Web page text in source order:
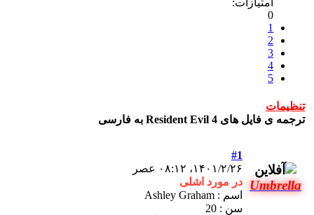
امتیازات:
0
1
2
3
4
5
تنظیمات
ترجمه ی فایل های Resident Evil 4 به فارسی
Umbrella
#1
۱۴۰۱/۲/۲۶، ۰۸:۱۲ عصر
در مورد اشلی
اسم : Ashley Graham
سن : 20